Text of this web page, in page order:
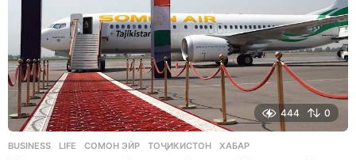
444 0
BUSINESS ,LIFE СОМОН ЭЙР ,ТОҶИКИСТОН ,ХАБАР